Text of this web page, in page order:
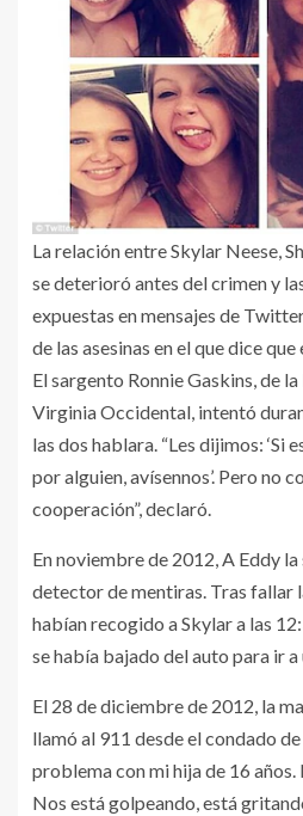
La relación entre Skylar Neese,
se deterioró antes del crimen y
expuestas en mensajes de
de las asesinas en el que dice
El sargento Ronnie Gaskins, de
Virginia Occidental, intentó
las dos hablara. “Les dijimos: ‘Si
por alguien, avísennos’. Pero no
cooperación”, declaró.
En noviembre de 2012, A Eddy
detector de mentiras. Tras fallar
habían recogido a Skylar a las
se había bajado del auto para ir a
El 28 de diciembre de 2012, la
llamó al 911 desde el condado
problema con mi hija de 16
Nos está golpeando, está